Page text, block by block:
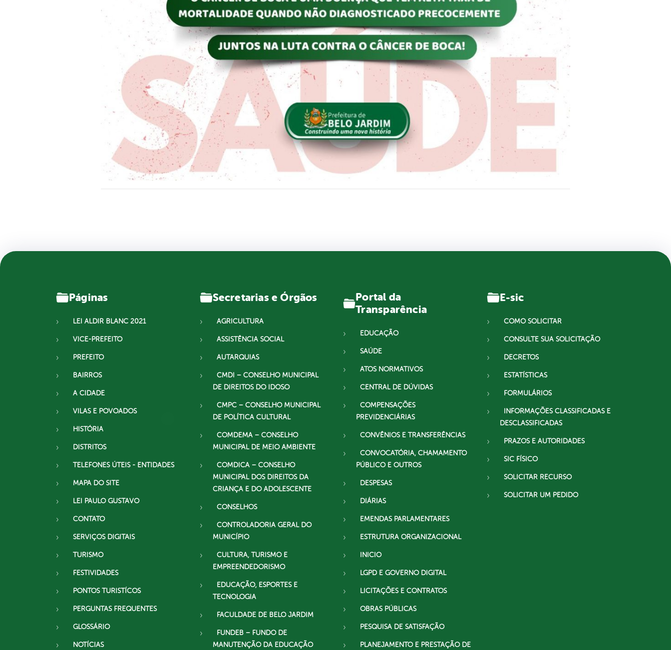
Páginas
LEI ALDIR BLANC 2021
VICE-PREFEITO
PREFEITO
BAIRROS
A CIDADE
VILAS E POVOADOS
HISTÓRIA
DISTRITOS
TELEFONES ÚTEIS - ENTIDADES
MAPA DO SITE
LEI PAULO GUSTAVO
CONTATO
SERVIÇOS DIGITAIS
TURISMO
FESTIVIDADES
PONTOS TURISTÍCOS
PERGUNTAS FREQUENTES
GLOSSÁRIO
NOTÍCIAS
Secretarias e Órgãos
AGRICULTURA
ASSISTÊNCIA SOCIAL
AUTARQUIAS
CMDI – CONSELHO MUNICIPAL
DE DIREITOS DO IDOSO
CMPC – CONSELHO MUNICIPAL
DE POLÍTICA CULTURAL
COMDEMA – CONSELHO
MUNICIPAL DE MEIO AMBIENTE
COMDICA – CONSELHO
MUNICIPAL DOS DIREITOS DA
CRIANÇA E DO ADOLESCENTE
CONSELHOS
CONTROLADORIA GERAL DO
MUNICÍPIO
CULTURA, TURISMO E
EMPREENDEDORISMO
EDUCAÇÃO, ESPORTES E
TECNOLOGIA
FACULDADE DE BELO JARDIM
FUNDEB – FUNDO DE
MANUTENÇÃO DA EDUCAÇÃO
Portal da
Transparência
EDUCAÇÃO
SAÚDE
ATOS NORMATIVOS
CENTRAL DE DÚVIDAS
COMPENSAÇÕES
PREVIDENCIÁRIAS
CONVÊNIOS E TRANSFERÊNCIAS
CONVOCATÓRIA, CHAMAMENTO
PÚBLICO E OUTROS
DESPESAS
DIÁRIAS
EMENDAS PARLAMENTARES
ESTRUTURA ORGANIZACIONAL
INICIO
LGPD E GOVERNO DIGITAL
LICITAÇÕES E CONTRATOS
OBRAS PÚBLICAS
PESQUISA DE SATISFAÇÃO
PLANEJAMENTO E PRESTAÇÃO DE
E-sic
COMO SOLICITAR
CONSULTE SUA SOLICITAÇÃO
DECRETOS
ESTATÍSTICAS
FORMULÁRIOS
INFORMAÇÕES CLASSIFICADAS E
DESCLASSIFICADAS
PRAZOS E AUTORIDADES
SIC FÍSICO
SOLICITAR RECURSO
SOLICITAR UM PEDIDO